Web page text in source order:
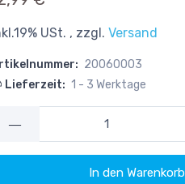
USt. , zzgl. Versand
20060003
Lieferzeit: 1 - 3 Werktage
—
In den Warenkorb